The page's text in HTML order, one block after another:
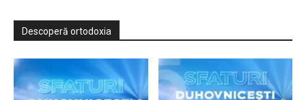
Descoperă ortodoxia